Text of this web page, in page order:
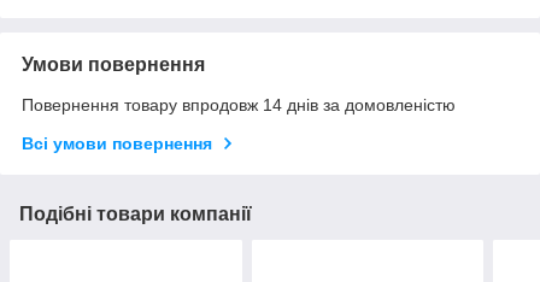
Умови повернення
Повернення товару впродовж 14 днів за домовленістю
Всі умови повернення
Подібні товари компанії